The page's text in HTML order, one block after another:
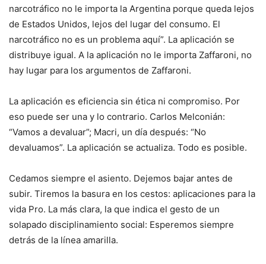
narcotráfico no le importa la Argentina porque queda lejos
de Estados Unidos, lejos del lugar del consumo. El
narcotráfico no es un problema aquí”. La aplicación se
distribuye igual. A la aplicación no le importa Zaffaroni, no
hay lugar para los argumentos de Zaffaroni.
La aplicación es eficiencia sin ética ni compromiso. Por
eso puede ser una y lo contrario. Carlos Melconián:
“Vamos a devaluar”; Macri, un día después: “No
devaluamos”. La aplicación se actualiza. Todo es posible.
Cedamos siempre el asiento. Dejemos bajar antes de
subir. Tiremos la basura en los cestos: aplicaciones para la
vida Pro. La más clara, la que indica el gesto de un
solapado disciplinamiento social: Esperemos siempre
detrás de la línea amarilla.